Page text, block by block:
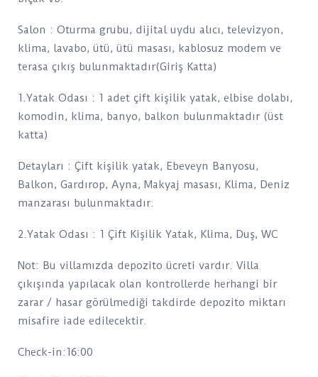
Salon : Oturma grubu, dijital uydu alıcı, televizyon,
klima, lavabo, ütü, ütü masası, kablosuz modem ve
terasa çıkış bulunmaktadır(Giriş Katta)
1.Yatak Odası : 1 adet çift kişilik yatak, elbise dolabı,
komodin, klima, banyo, balkon bulunmaktadır (üst
katta)
Detayları : Çift kişilik yatak, Ebeveyn Banyosu,
Balkon, Gardırop, Ayna, Makyaj masası, Klima, Deniz
manzarası bulunmaktadır.
2.Yatak Odası : 1 Çift Kişilik Yatak, Klima, Duş, WC
Not: Bu villamızda depozito ücreti vardır. Villa
çıkışında yapılacak olan kontrollerde herhangi bir
zarar / hasar görülmediği takdirde depozito miktarı
misafire iade edilecektir.
Check-in:16:00